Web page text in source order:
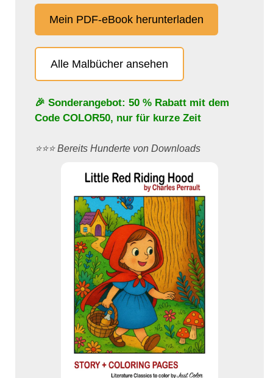
Mein PDF-eBook herunterladen
Alle Malbücher ansehen
🎉 Sonderangebot: 50 % Rabatt mit dem
Code COLOR50, nur für kurze Zeit
⭐️⭐️⭐️ Bereits Hunderte von Downloads